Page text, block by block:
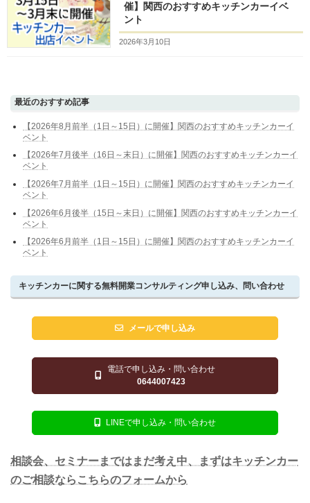
催】関西のおすすめキッチンカーイベ
ント
2026年3月10日
最近のおすすめ記事
【2026年8月前半（1日～15日）に開催】関西のおすすめキッチンカーイ
ベント
【2026年7月後半（16日～末日）に開催】関西のおすすめキッチンカーイ
ベント
【2026年7月前半（1日～15日）に開催】関西のおすすめキッチンカーイ
ベント
【2026年6月後半（15日～末日）に開催】関西のおすすめキッチンカーイ
ベント
【2026年6月前半（1日～15日）に開催】関西のおすすめキッチンカーイ
ベント
キッチンカーに関する無料開業コンサルティング申し込み、問い合わせ
メールで申し込み
電話で申し込み・問い合わせ
0644007423
LINEで申し込み・問い合わせ
相談会、セミナーまではまだ考え中、まずはキッチンカー
のご相談ならこちらのフォームから